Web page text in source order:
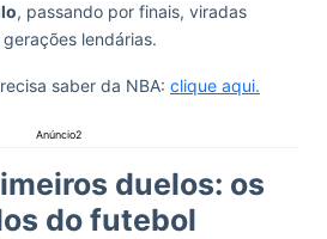
, passando por finais, viradas
lendárias.
saber da NBA: clique aqui.
Anúncio2
duelos: os
do futebol